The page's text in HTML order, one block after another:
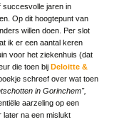
succesvolle jaren in
Op dit hoogtepunt van
willen doen. Per slot
ik er een aantal keren
voor het ziekenhuis (dat
die toen bij Deloitte &
schreef over wat toen
in Gorinchem",
aarzeling op een
later na een mislukt